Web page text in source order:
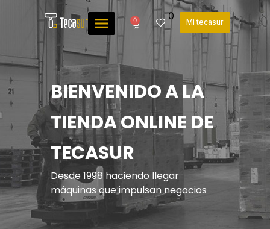
0 0
Mi tecasur
BIENVENIDO A LA
TIENDA ONLINE DE
TECASUR
Desde 1998 haciendo llegar
máquinas que impulsan negocios